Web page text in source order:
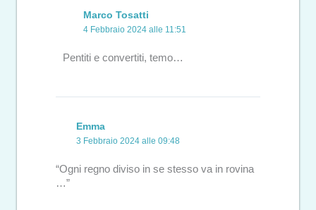
Marco Tosatti
4 Febbraio 2024 alle 11:51
Pentiti e convertiti, temo…
Emma
3 Febbraio 2024 alle 09:48
“Ogni regno diviso in se stesso va in rovina
…”